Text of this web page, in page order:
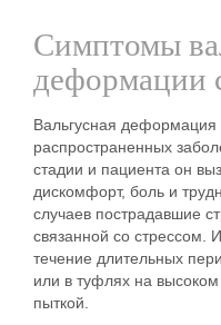
Симптомы
деформации
Вальгусная
распространенных
стадии и пациента он
дискомфорт, боль и
случаев пострадавшие
связанной со стрессом.
течение длительных
или в туфлях на
пыткой.